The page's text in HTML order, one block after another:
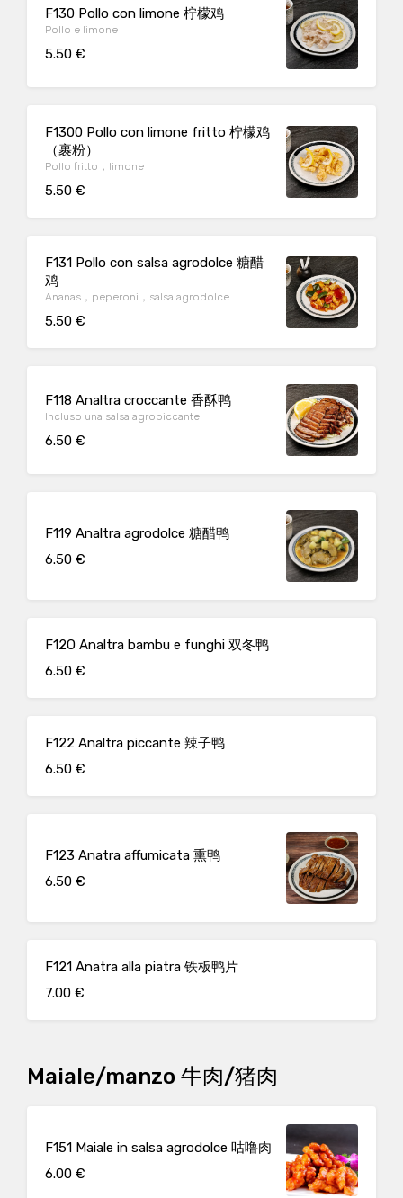
F130 Pollo con limone 柠檬鸡
Pollo e limone
5.50 €
F1300 Pollo con limone fritto 柠檬鸡
（裹粉）
Pollo fritto，limone
5.50 €
F131 Pollo con salsa agrodolce 糖醋
鸡
Ananas，peperoni，salsa agrodolce
5.50 €
F118 Analtra croccante 香酥鸭
Incluso una salsa agropiccante
6.50 €
F119 Analtra agrodolce 糖醋鸭
6.50 €
F12O Analtra bambu e funghi 双冬鸭
6.50 €
F122 Analtra piccante 辣子鸭
6.50 €
F123 Anatra affumicata 熏鸭
6.50 €
F121 Anatra alla piatra 铁板鸭片
7.00 €
Maiale/manzo 牛肉/猪肉
F151 Maiale in salsa agrodolce 咕噜肉
6.00 €